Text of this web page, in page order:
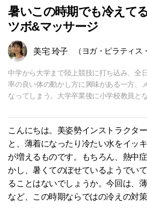
暑いこの時期でも冷えて
ツボ&マッサージ
美宅 玲子 （ヨガ・ピラティス
中学から大学まで陸上競技に打ち込み、全
率の良い体の動かし方に興味がある一方、
なってしまう。大学卒業後に小学校教員と
こんにちは。美姿勢インストラクタ
と、薄着になったり冷たい水をイッ
が増えるものです。もちろん、熱中
かし、暑くてのぼせているようでい
ることはないでしょうか。今回は、
など、この時期ならではの冷えの対